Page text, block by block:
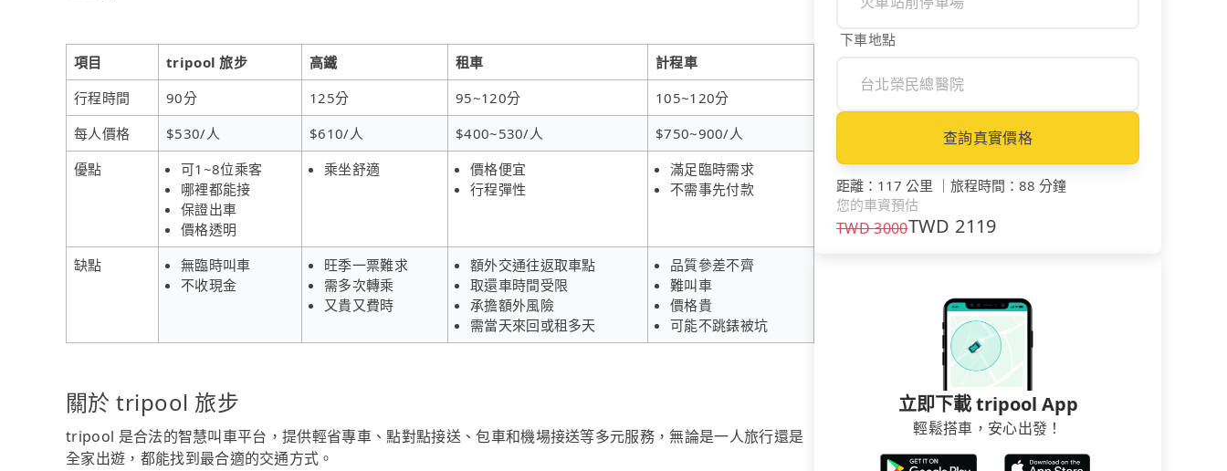
項目 tripool 旅步 高鐵 租車
計程車
行程時間
90分 125分 95~120分
105~120分
每人價格
$530/人 $610/人 $400~530/人
$750~900/人
優點
可1~8位乘客
哪裡都能接
保證出車
價格透明
乘坐舒適
價格便宜
行程彈性
滿足臨時需求
不需事先付款
缺點
無臨時叫車
不收現金
旺季一票難求
需多次轉乘
又貴又費時
額外交通往返取車點
取還車時間受限
承擔額外風險
需當天來回或租多天
品質參差不齊
難叫車
價格貴
可能不跳錶被坑
關於 tripool 旅步
tripool 是合法的智慧叫車平台，提供輕省專車、點對點接送、包車和機場接送等多元服務，無論是一人旅行還是
全家出遊，都能找到最合適的交通方式。
下車地點
查詢真實價格
距離 ： 117 公里 ｜ 旅程時間 ： 88 分鐘
您的車資預估
TWD3000TWD 2119
立即下載 tripool App
輕鬆搭車，安心出發！